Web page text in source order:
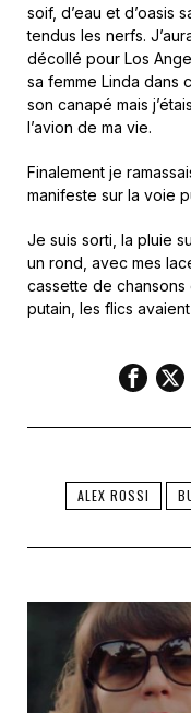
soif, d’eau et d’oasis
tendus les nerfs.
décollé pour Los
sa femme Linda dans
son canapé mais
l’avion de ma vie.
Finalement je
manifeste sur la voie
Je suis sorti, la pluie
un rond, avec mes
cassette de chansons
putain, les flics
ALEX ROSSI